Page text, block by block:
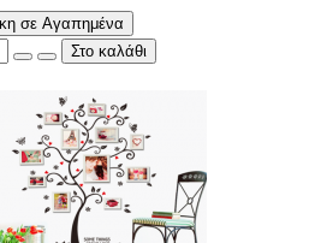
σε Αγαπημένα